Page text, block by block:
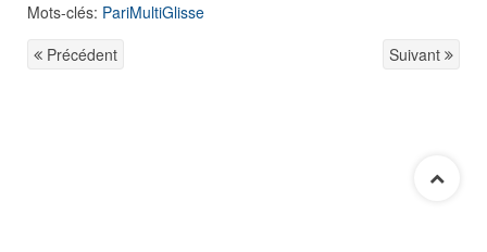
Mots-clés: PariMultiGlisse
Précédent
Suivant